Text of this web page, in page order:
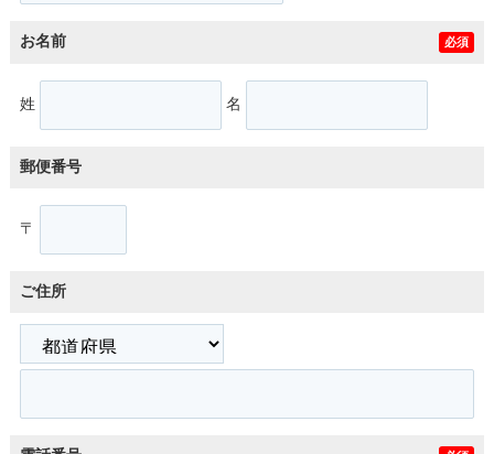
お名前 必須
姓 名
郵便番号
〒
ご住所